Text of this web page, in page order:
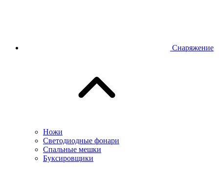
Снаряжение
Ножи
Светодиодные фонари
Спальные мешки
Буксировщики